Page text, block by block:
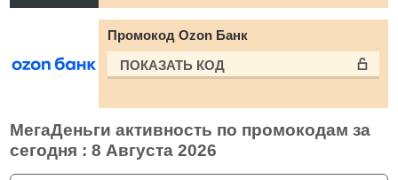
Промокод Ozon Банк
ПОКАЗАТЬ КОД
МегаДеньги активность по промокодам за
сегодня : 8 Августа 2026